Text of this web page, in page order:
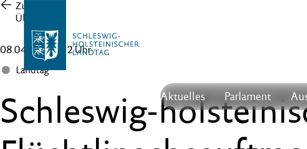
Aktuelles Parlament
Zur
Übersicht
08.04.20 , 13:12 Uhr
Landtag
Schleswig-